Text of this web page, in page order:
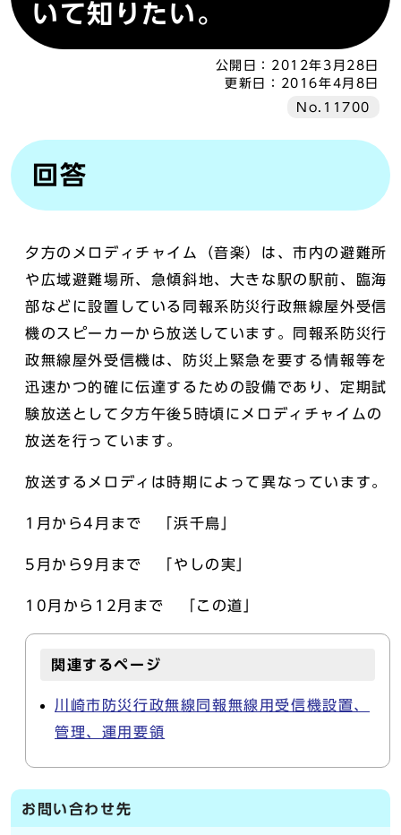
いて知りたい。
公開日： 2012年3月28日
更新日：
2016年4月8日
No.11700
回答
夕方のメロディチャイム（音楽）は、市内の避難所
や広域避難場所、急傾斜地、大きな駅の駅前、臨海
部などに設置している同報系防災行政無線屋外受信
機のスピーカーから放送しています。同報系防災行
政無線屋外受信機は、防災上緊急を要する情報等を
迅速かつ的確に伝達するための設備であり、定期試
験放送として夕方午後5時頃にメロディチャイムの
放送を行っています。
放送するメロディは時期によって異なっています。
1月から4月まで 「浜千鳥」
5月から9月まで 「やしの実」
10月から12月まで 「この道」
関連するページ
川崎市防災行政無線同報無線用受信機設置、
管理、運用要領
お問い合わせ先